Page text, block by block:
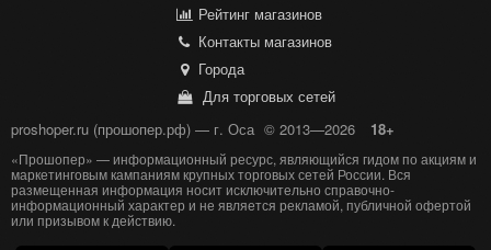
Рейтинг магазинов
Контакты магазинов
Города
Для торговых сетей
proshoper.ru (прошопер.рф) — г. Оса © 2013—2026 18+
«Прошопер» — информационный ресурс, являющийся гидом по акциям и
маркетинговым кампаниям крупных торговых сетей России. Вся
размещенная информация носит исключительно справочно-
информационный характер и не является рекламой, публичной офертой
или призывом к действию.